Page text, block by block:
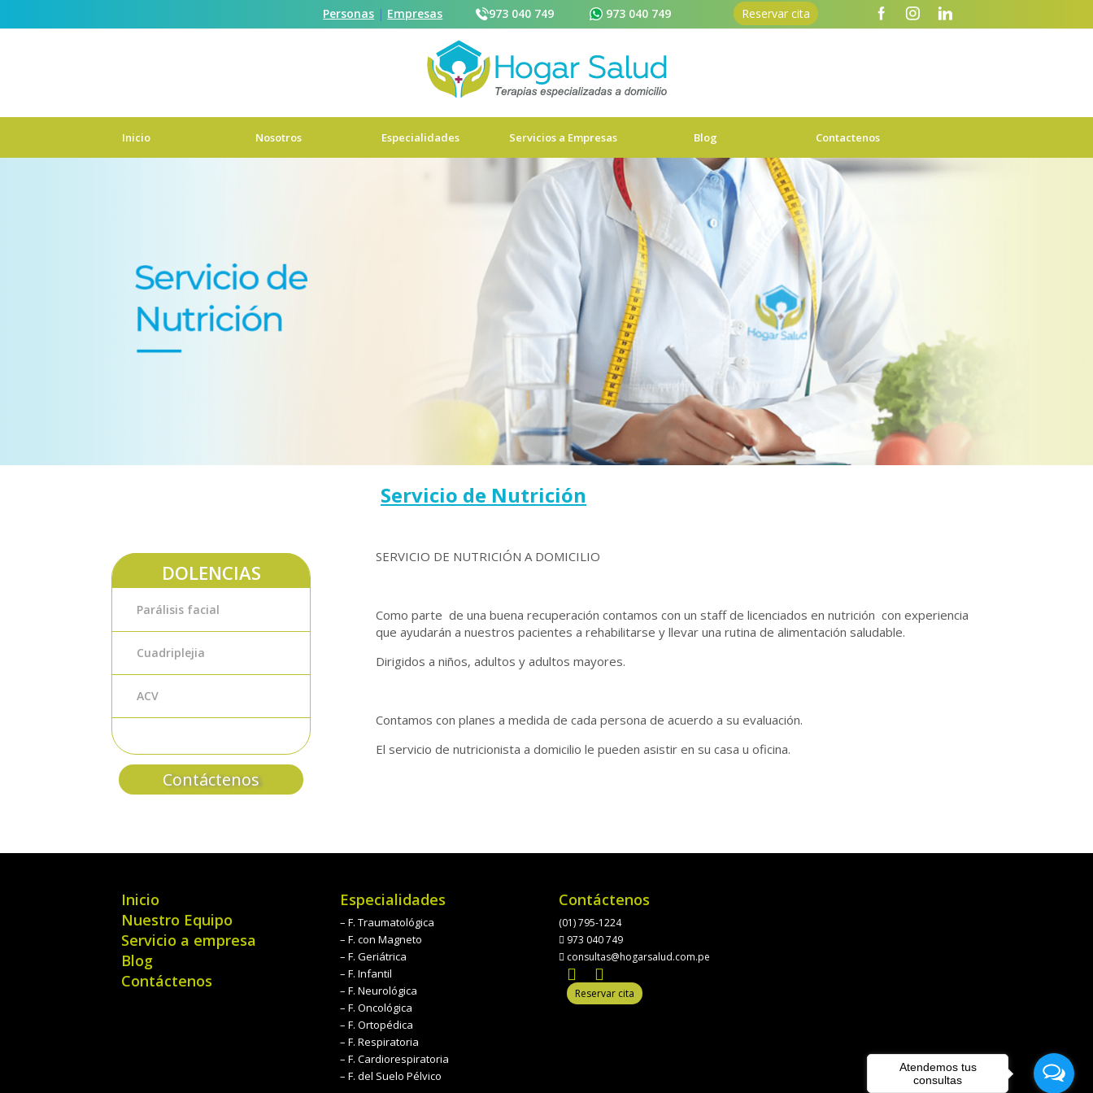
Personas | Empresas 973 040 749 973 040 749 Reservar cita
973 040 749 Reservar cita
Inicio Nosotros Especialidades Servicios a Empresas Blog Contactenos
DOLENCIAS
Parálisis facial
Cuadriplejia
ACV
Contáctenos
Servicio de Nutrición
SERVICIO DE NUTRICIÓN A DOMICILIO
Como parte de una buena recuperación contamos con un staff de licenciados en nutrición con experiencia
que ayudarán a nuestros pacientes a rehabilitarse y llevar una rutina de alimentación saludable.
Dirigidos a niños, adultos y adultos mayores.
Contamos con planes a medida de cada persona de acuerdo a su evaluación.
El servicio de nutricionista a domicilio le pueden asistir en su casa u oficina.
Inicio
Nuestro Equipo
Servicio a empresa
Blog
Contáctenos
Especialidades
– F. Traumatológica
– F. con Magneto
– F. Geriátrica
– F. Infantil
– F. Neurológica
– F. Oncológica
– F. Ortopédica
– F. Respiratoria
– F. Cardiorespiratoria
– F. del Suelo Pélvico
Contáctenos
(01) 795-1224
973 040 749
consultas@hogarsalud.com.pe
Reservar cita
Atendemos tus
consultas